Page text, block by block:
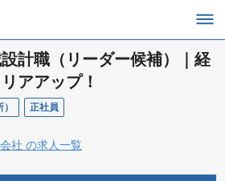
設計職（リーダー候補）｜経
アアップ！
正社員
社 の求人一覧